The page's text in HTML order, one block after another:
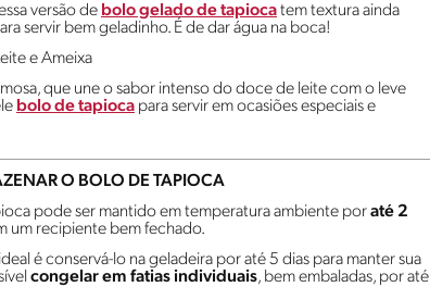
versão de bolo gelado de tapiocatem textura ainda
servir bem geladinho. É de dar água na boca!
e Ameixa
que une o sabor intenso do doce de leite com o leve
bolo de tapioca para servir em ocasiões especiais e
O BOLO DE TAPIOCA
pode ser mantido em temperatura ambiente poraté 2
um recipiente bem fechado.
é conservá-lo na geladeira por até 5 dias para manter sua
congelar em fatias individuais, bem embaladas, por até